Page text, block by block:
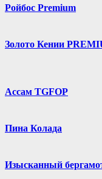
Ройбос Premium
Золото Кении
Ассам TGFOP
Пина Колада
Изысканный